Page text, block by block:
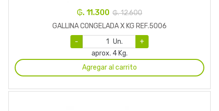
₲. 11.300 ₲. 12.600
GALLINA CONGELADA X KG REF.5006
-
Un.
+
aprox. 4 Kg.
Agregar al carrito